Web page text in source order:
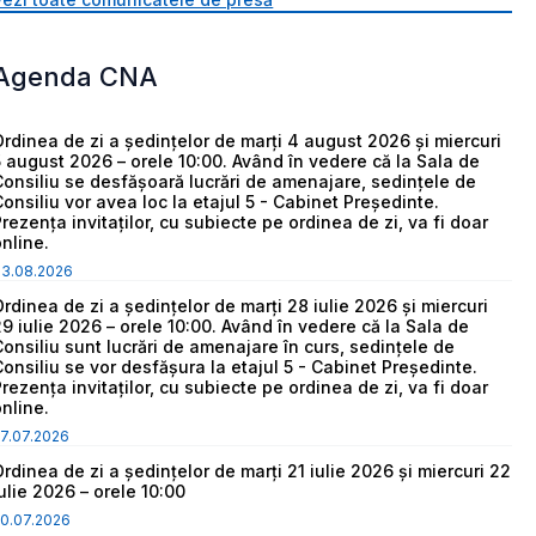
CNA
de zi a ședințelor de marți 4 august 2026 și miercuri
august 2026 – orele 10:00. Având în vedere că la Sala de
se desfășoară lucrări de amenajare, sedințele de
vor avea loc la etajul 5 - Cabinet Președinte.
invitaților, cu subiecte pe ordinea de zi, va fi doar
de zi a ședințelor de marți 28 iulie 2026 și miercuri
iulie 2026 – orele 10:00. Având în vedere că la Sala de
sunt lucrări de amenajare în curs, sedințele de
se vor desfășura la etajul 5 - Cabinet Președinte.
invitaților, cu subiecte pe ordinea de zi, va fi doar
de zi a ședințelor de marți 21 iulie 2026 și miercuri 22
2026 – orele 10:00